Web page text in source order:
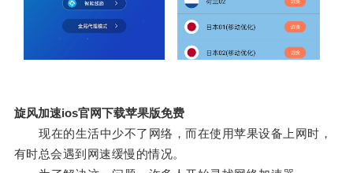
旋风加速ios官网下载苹果版免费
现在的生活中少不了网络，而在使用苹果设备上网时，
有时总会遇到网速缓慢的情况。